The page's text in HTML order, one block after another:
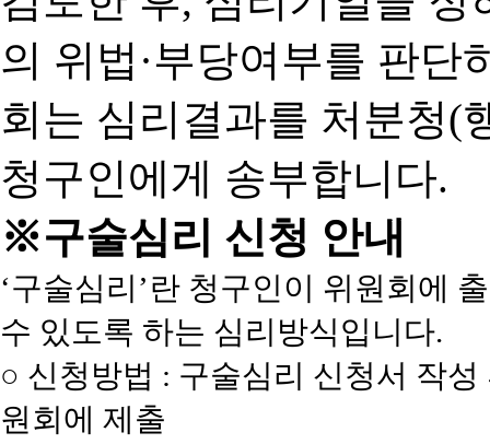
의 위법·부당여부를 판단
회는 심리결과를 처분청(
청구인에게 송부합니다.
※구술심리 신청 안내
‘구술심리’란 청구인이 위원회에
수 있도록 하는 심리방식입니다.
○ 신청방법 : 구술심리 신청서 작
원회에 제출